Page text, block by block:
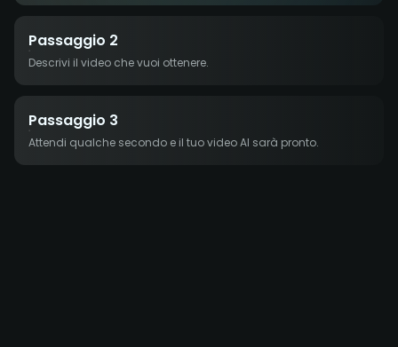
Passaggio 2
Descrivi il video che vuoi ottenere.
Passaggio 3
Attendi qualche secondo e il tuo video AI sarà pronto.